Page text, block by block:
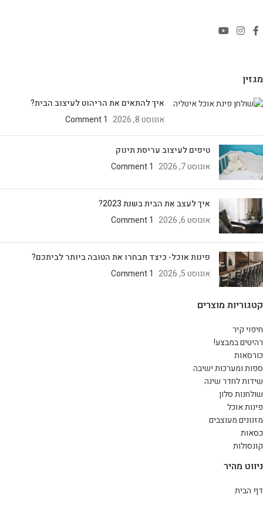
מגזין
איך להתאים את הריהוט לעיצוב הבית?
אוגוסט 8, 2026
1 Comment
טיפים לעיצוב עריסת תינוק
אוגוסט 7, 2026
1 Comment
איך לעצב את הבית בשנת 2023?
אוגוסט 6, 2026
1 Comment
פינות אוכל- כיצד תבחרו את הטובה ביותר לביתכם?
אוגוסט 5, 2026
1 Comment
קטגוריות מוצרים
חיפוי קיר
רהיטים במבצע!
כורסאות
ספות ומערכות ישיבה
שידות לחדר שינה
שולחנות סלון
פינות אוכל
מזנונים מעוצבים
כסאות
קונסולות
ניווט מהיר
דף הבית